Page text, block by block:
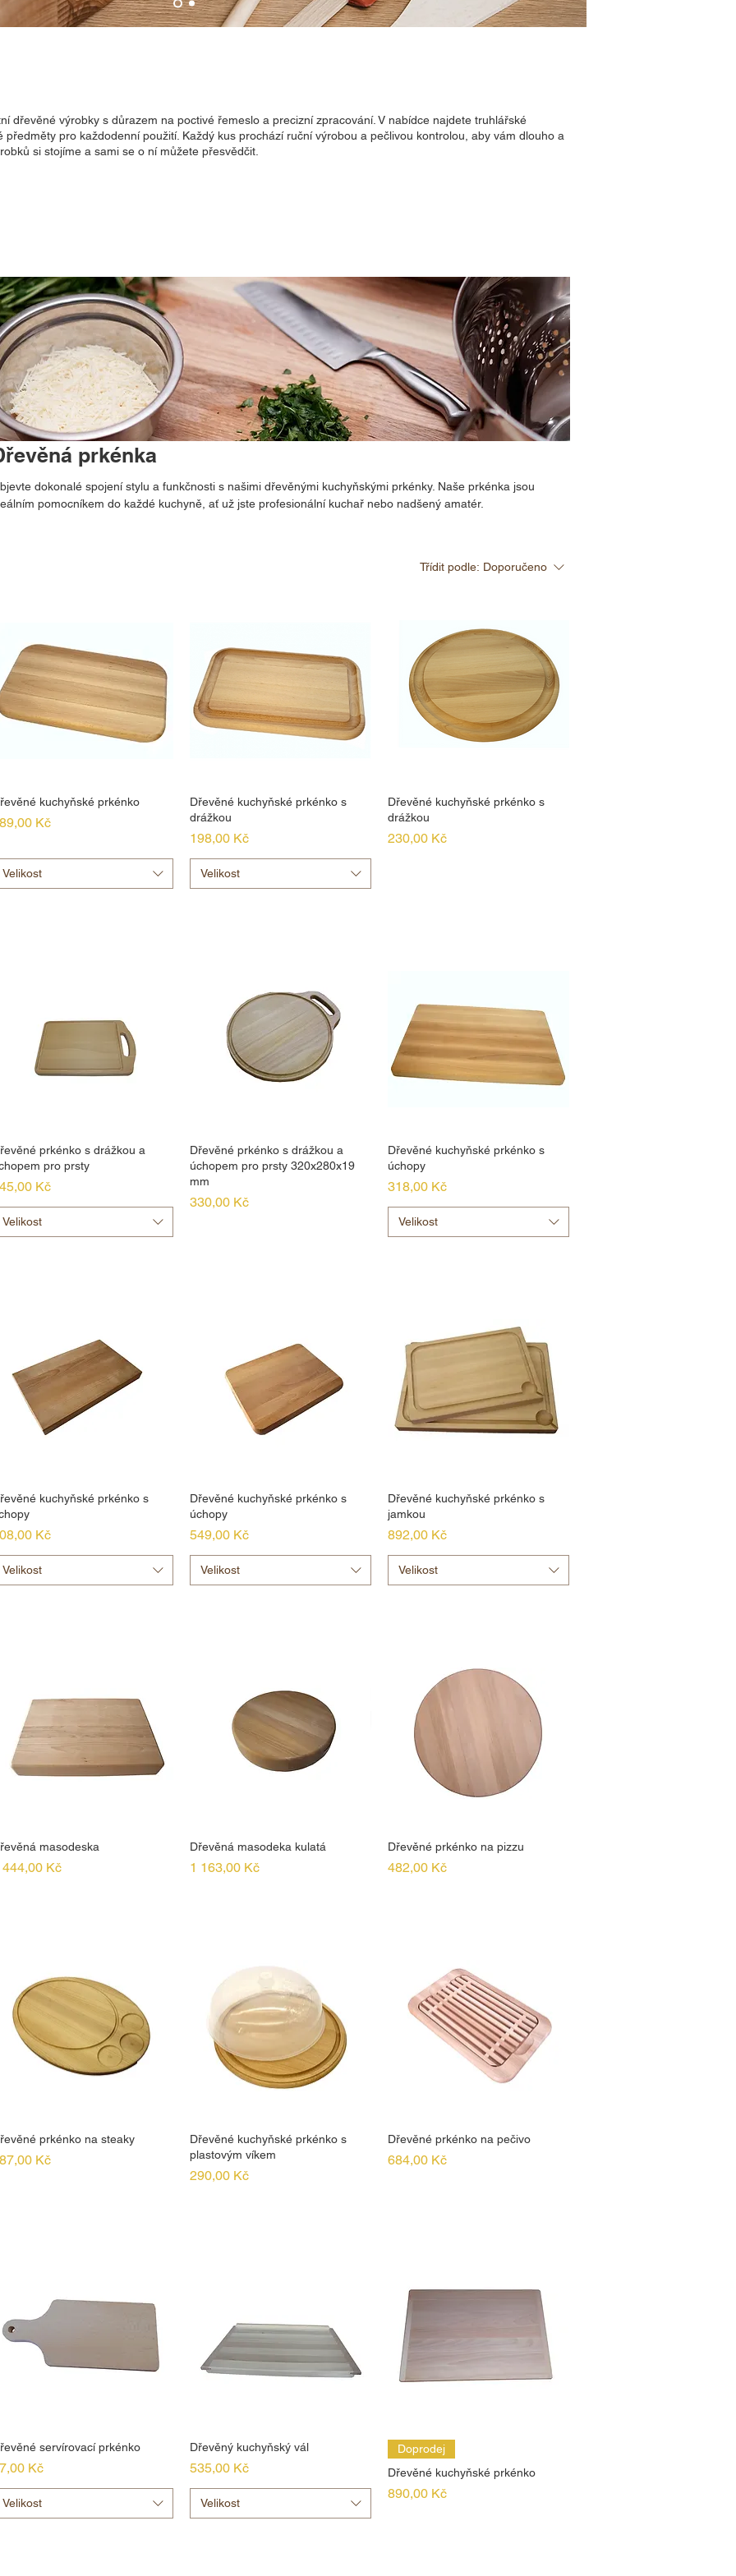
dřevěné výrobky s důrazem na poctivé řemeslo a precizní zpracování. V nabídce najdete truhlářské
předměty pro každodenní použití. Každý kus prochází ruční výrobou a pečlivou kontrolou, aby vám dlouho a
si stojíme a sami se o ní můžete přesvědčit.
prkénka
dokonalé spojení stylu a funkčnosti s našimi dřevěnými kuchyňskými prkénky. Naše prkénka jsou
pomocníkem do každé kuchyně, ať už jste profesionální kuchař nebo nadšený amatér.
Třídit podle: Doporučeno
kuchyňské prkénko
Kč
Velikost
Dřevěné kuchyňské prkénko s
drážkou
Cena
198,00 Kč
Velikost
Dřevěné kuchyňské prkénko s
drážkou
Cena
230,00 Kč
prkénko s drážkou a
pro prsty
Kč
Velikost
Dřevěné prkénko s drážkou a
úchopem pro prsty 320x280x19
mm
Cena
330,00 Kč
Dřevěné kuchyňské prkénko s
úchopy
Cena
318,00 Kč
Velikost
kuchyňské prkénko s
Kč
Velikost
Dřevěné kuchyňské prkénko s
úchopy
Cena
549,00 Kč
Velikost
Dřevěné kuchyňské prkénko s
jamkou
Cena
892,00 Kč
Velikost
masodeska
444,00 Kč
Dřevěná masodeka kulatá
Cena
1 163,00 Kč
Dřevěné prkénko na pizzu
Cena
482,00 Kč
prkénko na steaky
Kč
Dřevěné kuchyňské prkénko s
plastovým víkem
Cena
290,00 Kč
Dřevěné prkénko na pečivo
Cena
684,00 Kč
servírovací prkénko
Kč
Velikost
Dřevěný kuchyňský vál
Cena
535,00 Kč
Velikost
Doprodej
Dřevěné kuchyňské prkénko
Cena
890,00 Kč